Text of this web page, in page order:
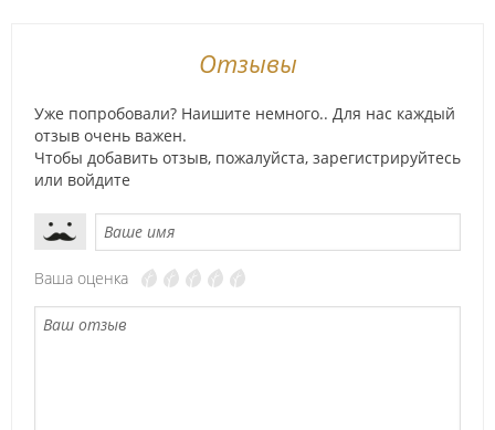
Отзывы
Уже попробовали? Наишите немного.. Для нас каждый
отзыв очень важен.
Чтобы добавить отзыв, пожалуйста, зарегистрируйтесь
или войдите
Ваша оценка